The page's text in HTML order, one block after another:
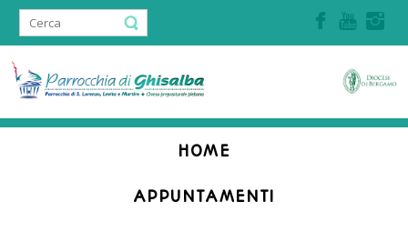
HOME
APPUNTAMENTI